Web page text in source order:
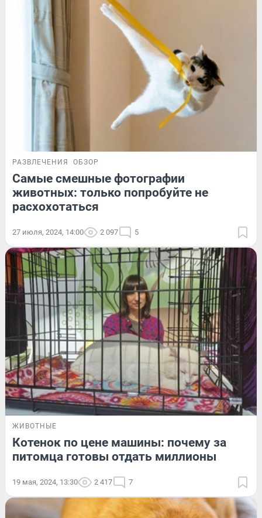
РАЗВЛЕЧЕНИЯ ОБЗОР
Самые смешные фотографии
животных: только попробуйте не
расхохотаться
27 июля, 2024, 14:00 2 097 5
ЖИВОТНЫЕ
Котенок по цене машины: почему за
питомца готовы отдать миллионы
19 мая, 2024, 13:30 2 417 7